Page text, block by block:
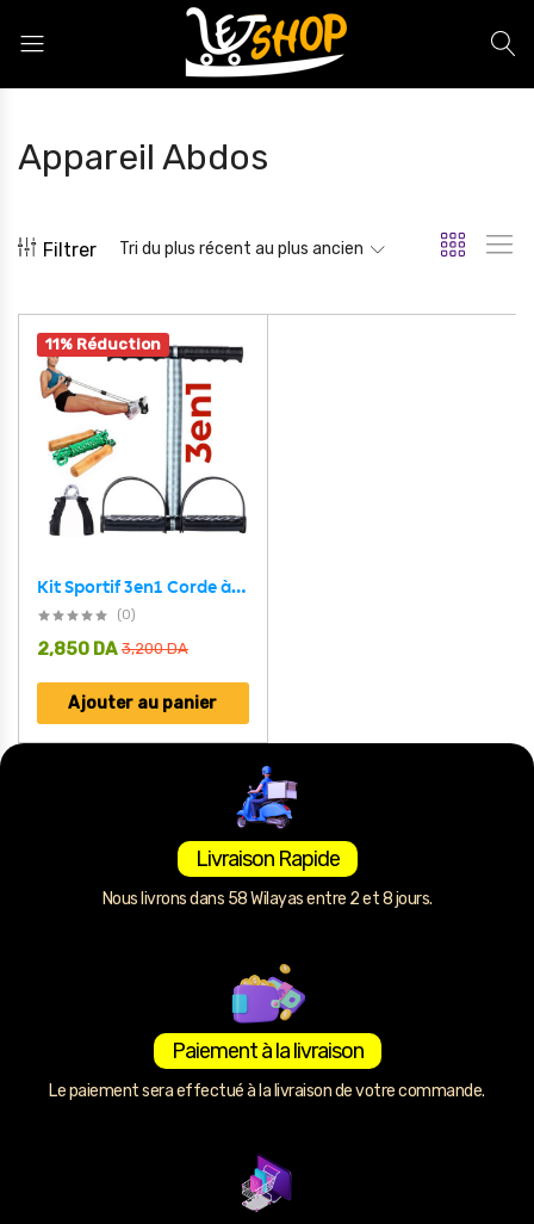
Appareil Abdos
Filtrer Tri du plus récent au plus ancien
11% Réduction
Kit Sportif 3en1 Corde à Sauter , Poignet et Appareil pour Abdos
(0)
3,200DA
2,850 DA
Ajouter au panier
Livraison Rapide
Nous livrons dans 58 Wilayas entre 2 et 8 jours.
Paiement à la livraison
Le paiement sera effectué à la livraison de votre commande.